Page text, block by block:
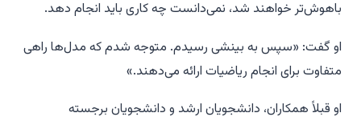
باهوش‌تر خواهند شد، نمی‌دانست چه کاری باید انجام دهد.
او گفت: «سپس به بینشی رسیدم. متوجه شدم که مدل‌ها راهی
متفاوت برای انجام ریاضیات ارائه می‌دهند.»
او قبلاً همکاران، دانشجویان ارشد و دانشجویان برجسته